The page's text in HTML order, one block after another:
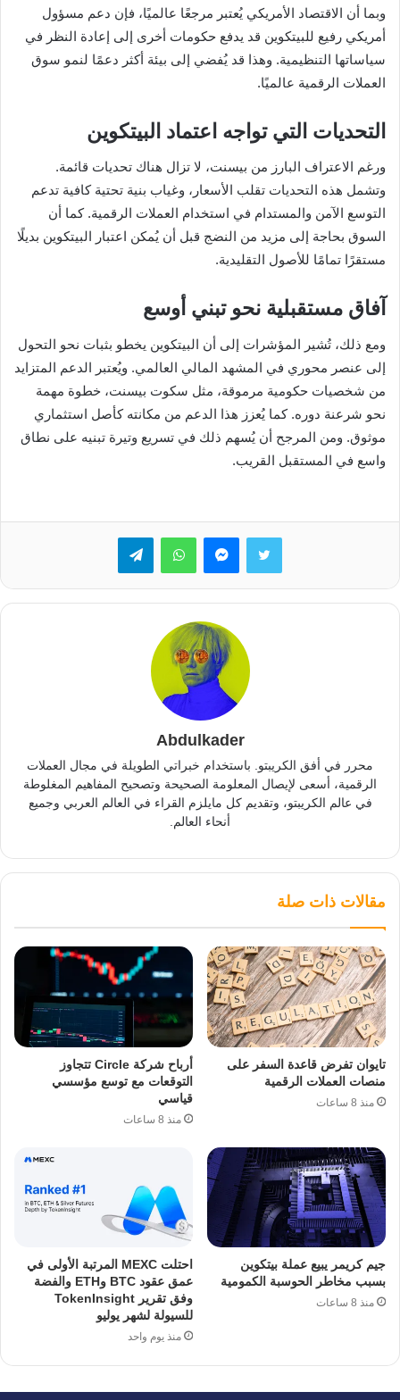
وبما أن الاقتصاد الأمريكي يُعتبر مرجعًا عالميًا، فإن دعم مسؤول
أمريكي رفيع للبيتكوين قد يدفع حكومات أخرى إلى إعادة النظر في
سياساتها التنظيمية. وهذا قد يُفضي إلى بيئة أكثر دعمًا لنمو سوق
العملات الرقمية عالميًا.
التحديات التي تواجه اعتماد البيتكوين
ورغم الاعتراف البارز من بيسنت، لا تزال هناك تحديات قائمة.
وتشمل هذه التحديات تقلب الأسعار، وغياب بنية تحتية كافية تدعم
التوسع الآمن والمستدام في استخدام العملات الرقمية. كما أن
السوق بحاجة إلى مزيد من النضج قبل أن يُمكن اعتبار البيتكوين بديلًا
مستقرًا تمامًا للأصول التقليدية.
آفاق مستقبلية نحو تبني أوسع
ومع ذلك، تُشير المؤشرات إلى أن البيتكوين يخطو بثبات نحو التحول
إلى عنصر محوري في المشهد المالي العالمي. ويُعتبر الدعم المتزايد
من شخصيات حكومية مرموقة، مثل سكوت بيسنت، خطوة مهمة
نحو شرعنة دوره. كما يُعزز هذا الدعم من مكانته كأصل استثماري
موثوق. ومن المرجح أن يُسهم ذلك في تسريع وتيرة تبنيه على نطاق
واسع في المستقبل القريب.
تويتر ماسنجرواتساب تيلقرام
Abdulkader
محرر في أفق الكريبتو. باستخدام خبراتي الطويلة في مجال العملات
الرقمية، أسعى لإيصال المعلومة الصحيحة وتصحيح المفاهيم المغلوطة
في عالم الكريبتو، وتقديم كل مايلزم القراء في العالم العربي وجميع
أنحاء العالم.
مقالات ذات صلة
تايوان تفرض قاعدة السفر على
منصات العملات الرقمية
منذ 8 ساعات
أرباح شركة Circle تتجاوز
التوقعات مع توسع مؤسسي
قياسي
منذ 8 ساعات
جيم كريمر يبيع عملة بيتكوين
بسبب مخاطر الحوسبة الكمومية
منذ 8 ساعات
احتلت MEXC المرتبة الأولى في
عمق عقود BTC وETH والفضة
وفق تقرير TokenInsight
للسيولة لشهر يوليو
منذ يوم واحد